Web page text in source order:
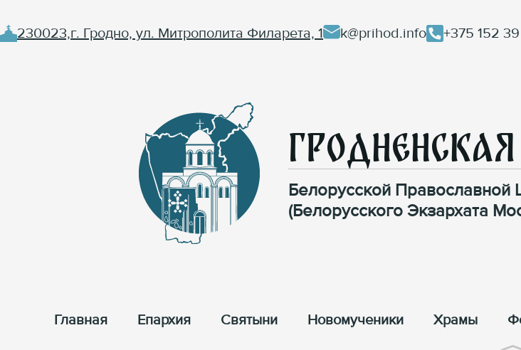
230023,г. Гродно, ул. Митрополита Филарета, 1 k@prihod.info +375 152
Белорусской Православной
(Белорусского Экзархата
Главная Епархия Cвятыни Новомученики Храмы